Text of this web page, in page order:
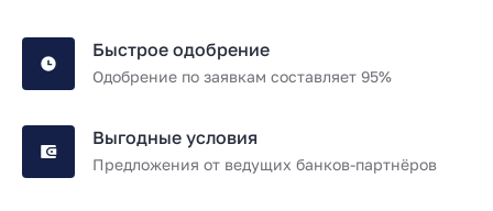
Быстрое одобрение
Одобрение по заявкам составляет 95%
Выгодные условия
Предложения от ведущих банков-партнёров